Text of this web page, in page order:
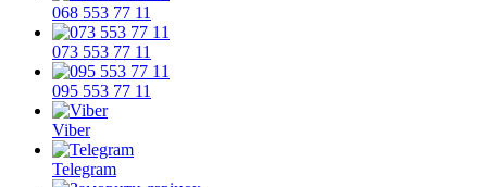
068 553 77 11
073 553 77 11
095 553 77 11
Viber
Telegram